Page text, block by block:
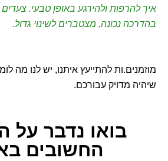
איך להרפות ולהירגע באופן טבעי.
בהדרכה נכונה, מצטברים לשינוי גדול.
מוזמנים.ות להתייעץ איתנו, יש לנו מה
שיהיה מדויק עבורכם.
בואו נדבר על
החשובים